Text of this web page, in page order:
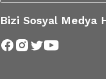
Bizi Sosyal Medya